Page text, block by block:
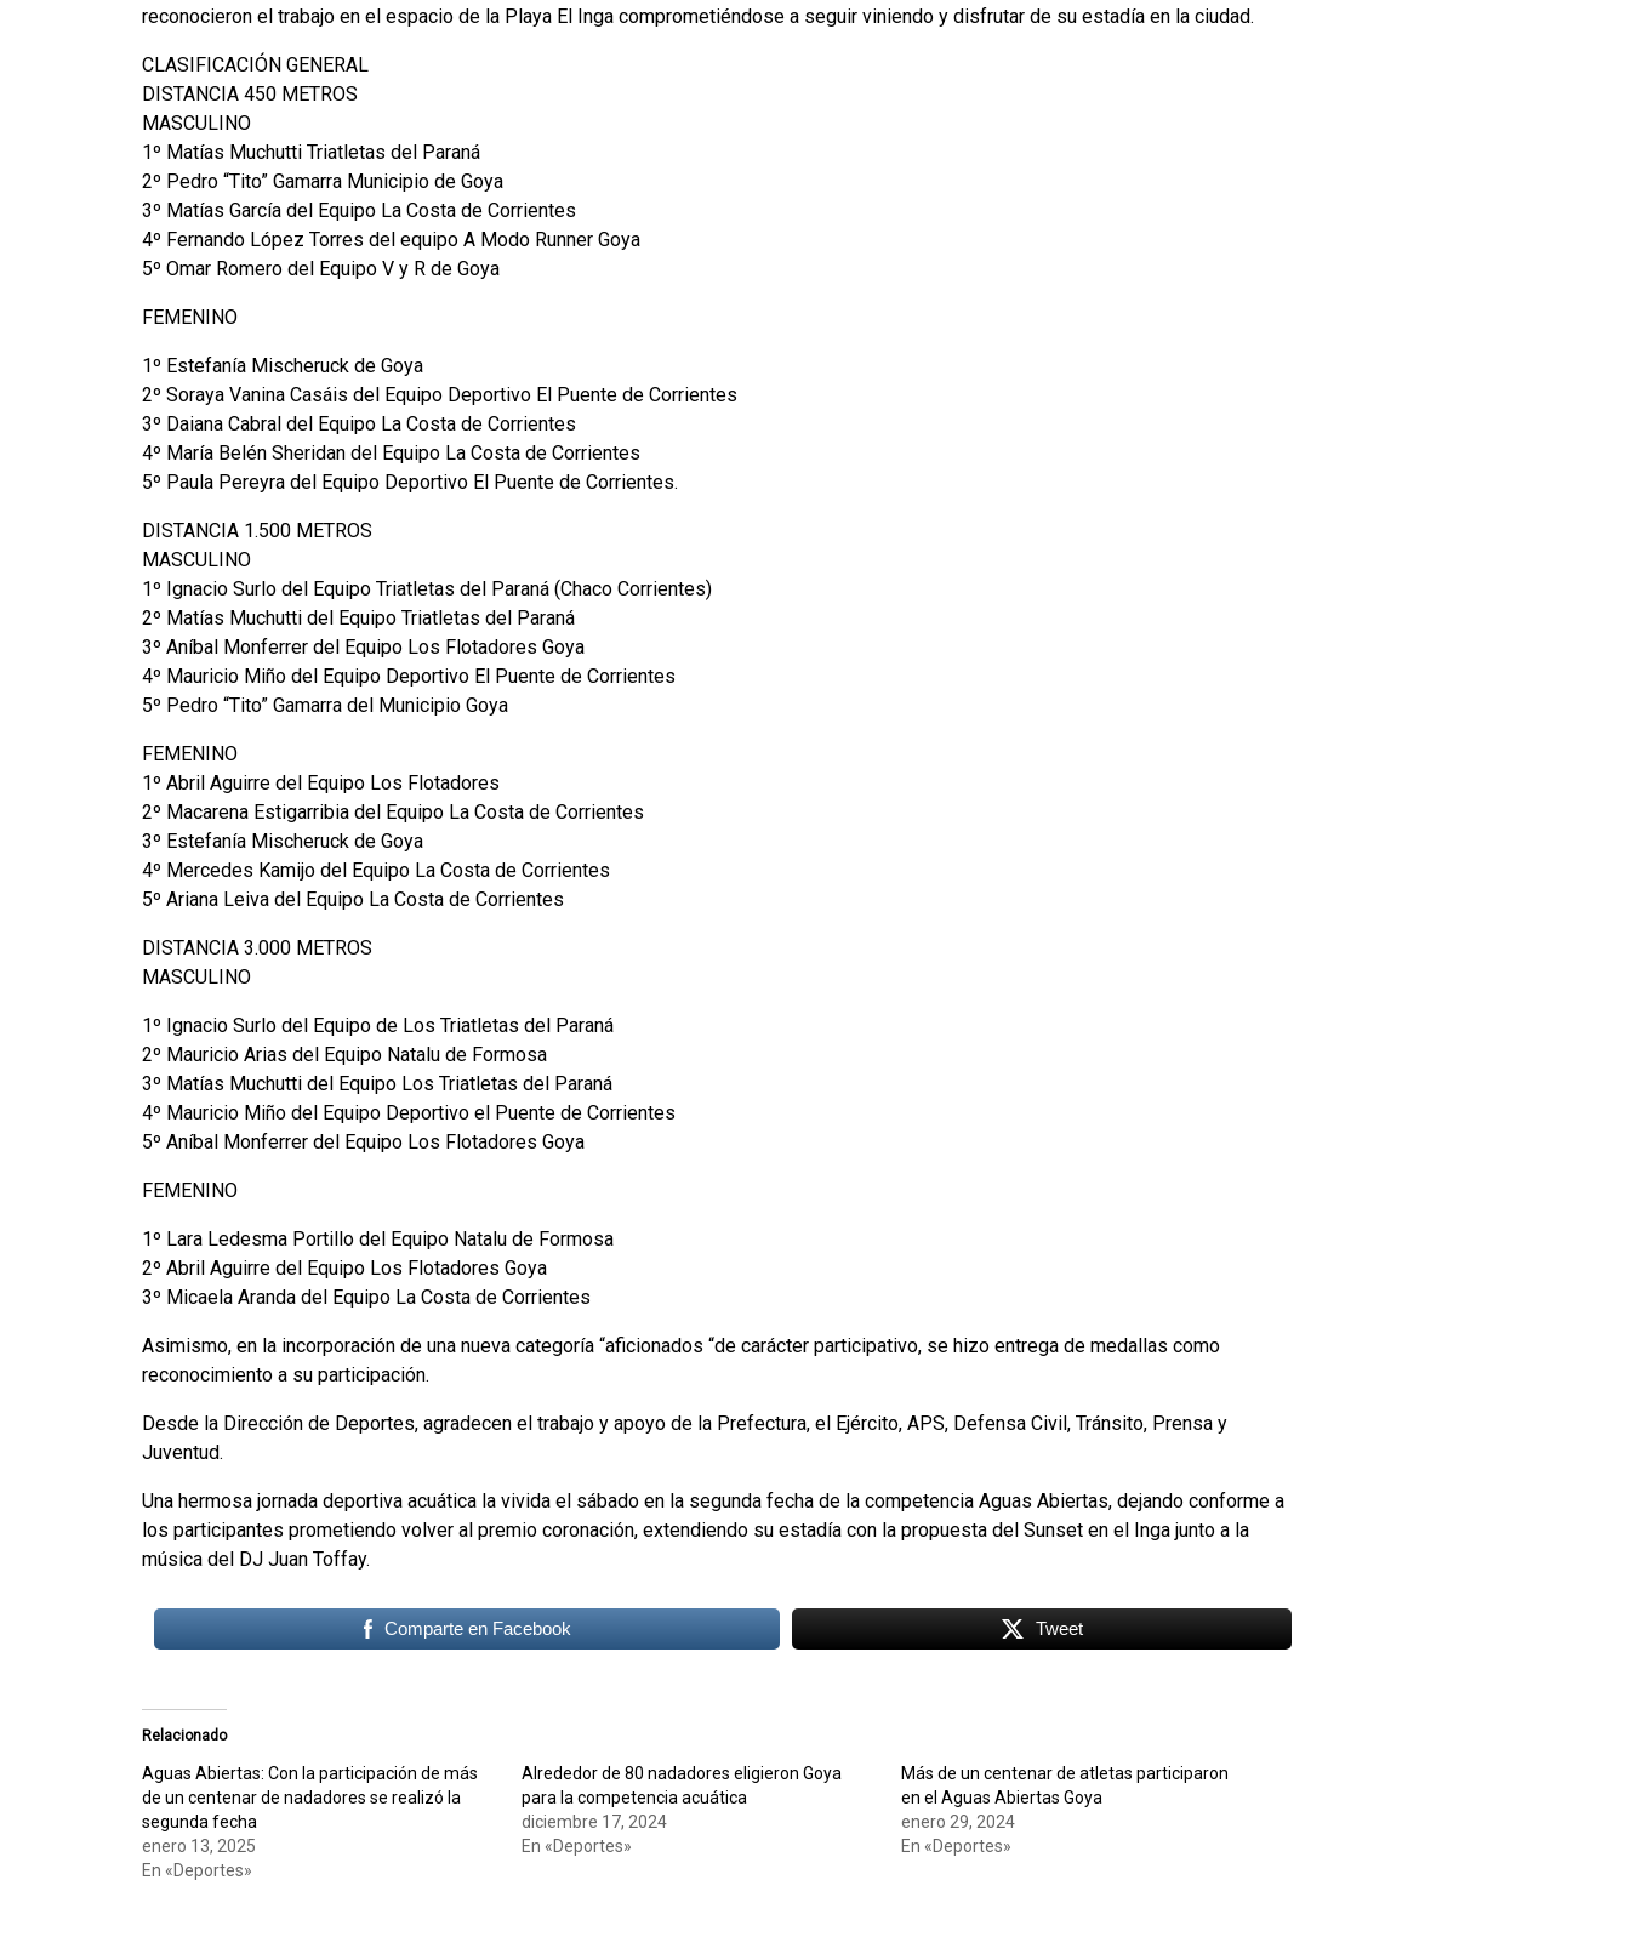
reconocieron el trabajo en el espacio de la Playa El Inga comprometiéndose a seguir viniendo y disfrutar de su estadía en la ciudad.
CLASIFICACIÓN GENERAL
DISTANCIA 450 METROS
MASCULINO
1º Matías Muchutti Triatletas del Paraná
2º Pedro “Tito” Gamarra Municipio de Goya
3º Matías García del Equipo La Costa de Corrientes
4º Fernando López Torres del equipo A Modo Runner Goya
5º Omar Romero del Equipo V y R de Goya
FEMENINO
1º Estefanía Mischeruck de Goya
2º Soraya Vanina Casáis del Equipo Deportivo El Puente de Corrientes
3º Daiana Cabral del Equipo La Costa de Corrientes
4º María Belén Sheridan del Equipo La Costa de Corrientes
5º Paula Pereyra del Equipo Deportivo El Puente de Corrientes.
DISTANCIA 1.500 METROS
MASCULINO
1º Ignacio Surlo del Equipo Triatletas del Paraná (Chaco Corrientes)
2º Matías Muchutti del Equipo Triatletas del Paraná
3º Aníbal Monferrer del Equipo Los Flotadores Goya
4º Mauricio Miño del Equipo Deportivo El Puente de Corrientes
5º Pedro “Tito” Gamarra del Municipio Goya
FEMENINO
1º Abril Aguirre del Equipo Los Flotadores
2º Macarena Estigarribia del Equipo La Costa de Corrientes
3º Estefanía Mischeruck de Goya
4º Mercedes Kamijo del Equipo La Costa de Corrientes
5º Ariana Leiva del Equipo La Costa de Corrientes
DISTANCIA 3.000 METROS
MASCULINO
1º Ignacio Surlo del Equipo de Los Triatletas del Paraná
2º Mauricio Arias del Equipo Natalu de Formosa
3º Matías Muchutti del Equipo Los Triatletas del Paraná
4º Mauricio Miño del Equipo Deportivo el Puente de Corrientes
5º Aníbal Monferrer del Equipo Los Flotadores Goya
FEMENINO
1º Lara Ledesma Portillo del Equipo Natalu de Formosa
2º Abril Aguirre del Equipo Los Flotadores Goya
3º Micaela Aranda del Equipo La Costa de Corrientes
Asimismo, en la incorporación de una nueva categoría “aficionados “de carácter participativo, se hizo entrega de medallas como
reconocimiento a su participación.
Desde la Dirección de Deportes, agradecen el trabajo y apoyo de la Prefectura, el Ejército, APS, Defensa Civil, Tránsito, Prensa y
Juventud.
Una hermosa jornada deportiva acuática la vivida el sábado en la segunda fecha de la competencia Aguas Abiertas, dejando conforme a
los participantes prometiendo volver al premio coronación, extendiendo su estadía con la propuesta del Sunset en el Inga junto a la
música del DJ Juan Toffay.
Comparte en Facebook Tweet
Relacionado
Aguas Abiertas: Con la participación de más
de un centenar de nadadores se realizó la
segunda fecha
enero 13, 2025
En «Deportes»
Alrededor de 80 nadadores eligieron Goya
para la competencia acuática
diciembre 17, 2024
En «Deportes»
Más de un centenar de atletas participaron
en el Aguas Abiertas Goya
enero 29, 2024
En «Deportes»